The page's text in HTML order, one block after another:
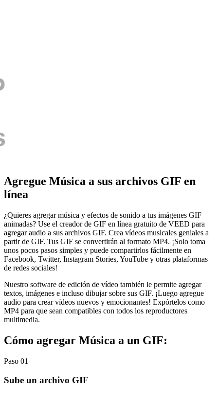
Agregue Música a sus archivos GIF en
línea
¿Quieres agregar música y efectos de sonido a tus imágenes GIF
animadas? Use el creador de GIF en línea gratuito de VEED para
agregar audio a sus archivos GIF. Crea vídeos musicales geniales a
partir de GIF. Tus GIF se convertirán al formato MP4. ¡Solo toma
unos pocos pasos simples y puede compartirlos fácilmente en
Facebook, Twitter, Instagram Stories, YouTube y otras plataformas
de redes sociales!
Nuestro software de edición de vídeo también le permite agregar
textos, imágenes e incluso dibujar sobre sus GIF. ¡Luego agregue
audio para crear vídeos nuevos y emocionantes! Expórtelos como
MP4 para que sean compatibles con todos los reproductores
multimedia.
Cómo agregar Música a un GIF:
Paso 01
Sube un archivo GIF